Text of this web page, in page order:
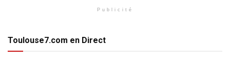
Publicité
Toulouse7.com en Direct